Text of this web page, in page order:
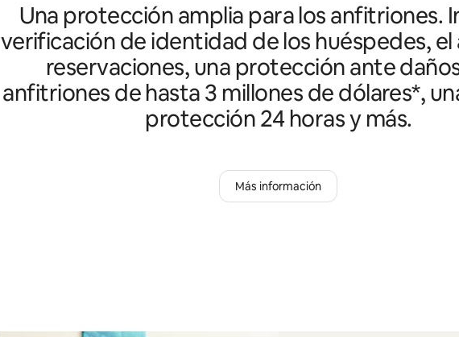
Una protección amplia para los anfitriones.
verificación de identidad de los huéspedes, el
reservaciones, una protección ante
anfitriones de hasta 3 millones de dólares*,
protección 24 horas y más.
Más información